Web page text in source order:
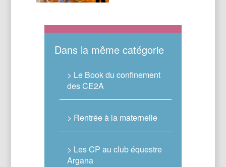
Dans la même catégorie
> Le Book du confinement
des CE2A
> Rentrée à la maternelle
> Les CP au club équestre
Argana